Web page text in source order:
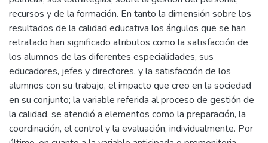
recursos y de la formación. En tanto la dimensión sobre los
resultados de la calidad educativa los ángulos que se han
retratado han significado atributos como la satisfacción de
los alumnos de las diferentes especialidades, sus
educadores, jefes y directores, y la satisfacción de los
alumnos con su trabajo, el impacto que creo en la sociedad
en su conjunto; la variable referida al proceso de gestión de
la calidad, se atendió a elementos como la preparación, la
coordinación, el control y la evaluación, individualmente. Por